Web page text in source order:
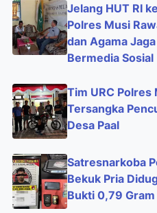
Jelang HUT RI
Polres Musi
dan Agama
Bermedia Sosial
Tim URC Polres
Tersangka
Desa Paal
Satresnarkoba
Bekuk Pria
Bukti 0,79